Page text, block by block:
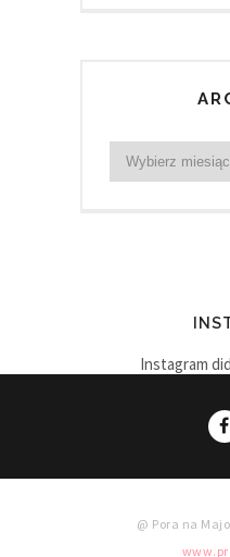
Instagram
@ Pora na